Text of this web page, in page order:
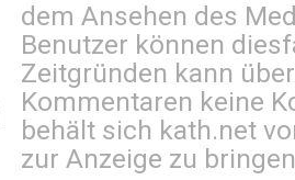
dem Ansehen des
Benutzer können
Zeitgründen kann
Kommentaren keine
behält sich kath.net
zur Anzeige zu